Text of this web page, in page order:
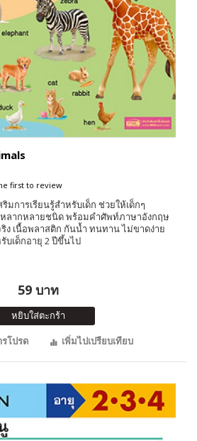
first to review
มการเรียนรู้สำหรับเด็ก ช่วยให้เด็กๆ
ลากหลายชนิด พร้อมคำศัพท์ภาษาอังกฤษ
ง เนื้อพลาสติก กันน้ำ ทนทาน ไม่ขาดง่าย
บเด็กอายุ 2 ปีขึ้นไป
59 บาท
หยิบใส่ตะกร้า
โปรด
เพิ่มไปเปรียบเทียบ